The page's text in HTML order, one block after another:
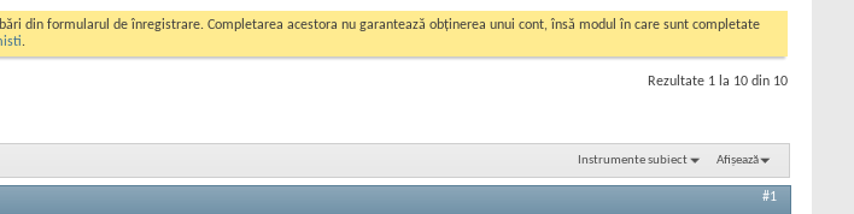
din formularul de înregistrare. Completarea acestora nu garantează obținerea unui cont, însă modul în care sunt completate
.
Rezultate 1 la 10 din 10
Instrumente subiect Afișează
#1